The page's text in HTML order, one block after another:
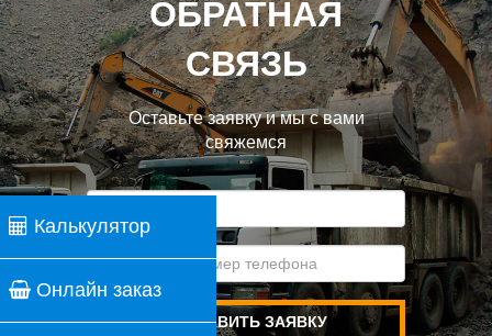
ОБРАТНАЯ
СВЯЗЬ
Оставьте заявку и мы с вами
свяжемся
ОТПРАВИТЬ ЗАЯВКУ
Калькулятор
Онлайн заказ